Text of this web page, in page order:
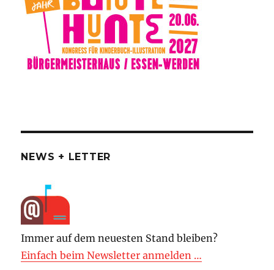
NEWS + LETTER
Immer auf dem neuesten Stand bleiben?
Einfach beim Newsletter anmelden …